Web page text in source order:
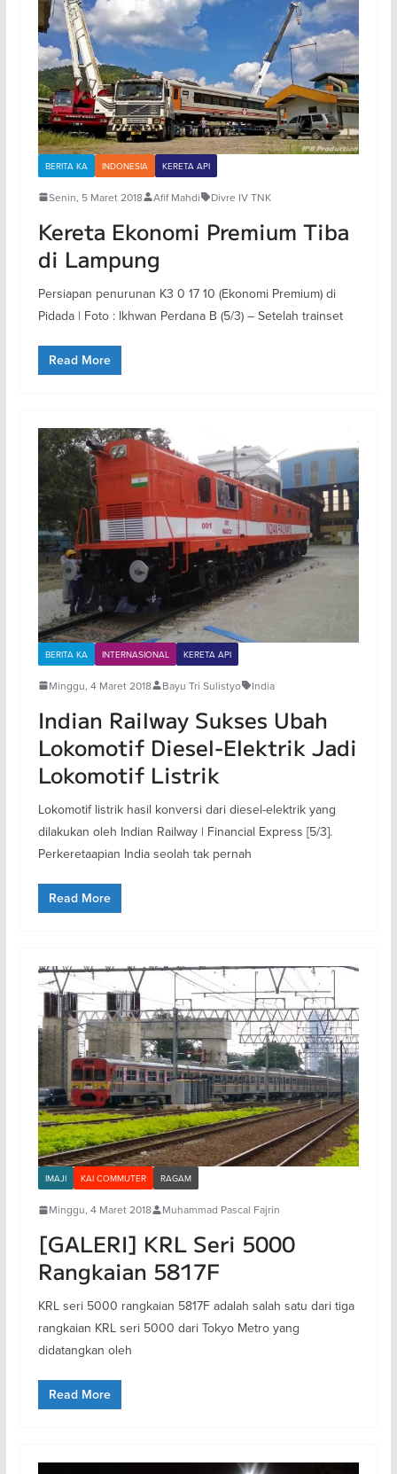
BERITA KA INDONESIA KERETA API
Senin, 5 Maret 2018 Afif Mahdi Divre IV TNK
Kereta Ekonomi Premium Tiba
di Lampung
Persiapan penurunan K3 0 17 10 (Ekonomi Premium) di
Pidada | Foto : Ikhwan Perdana B (5/3) – Setelah trainset
Read More
BERITA KA INTERNASIONAL KERETA API
Minggu, 4 Maret 2018 Bayu Tri Sulistyo India
Indian Railway Sukses Ubah
Lokomotif Diesel-Elektrik Jadi
Lokomotif Listrik
Lokomotif listrik hasil konversi dari diesel-elektrik yang
dilakukan oleh Indian Railway | Financial Express [5/3].
Perkeretaapian India seolah tak pernah
Read More
IMAJI KAI COMMUTER RAGAM
Minggu, 4 Maret 2018 Muhammad Pascal Fajrin
[GALERI] KRL Seri 5000
Rangkaian 5817F
KRL seri 5000 rangkaian 5817F adalah salah satu dari tiga
rangkaian KRL seri 5000 dari Tokyo Metro yang
didatangkan oleh
Read More